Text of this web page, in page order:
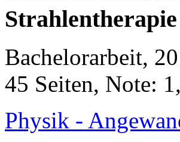
Strahlentherapie
Bachelorarbeit,
45 Seiten, Note:
Physik -